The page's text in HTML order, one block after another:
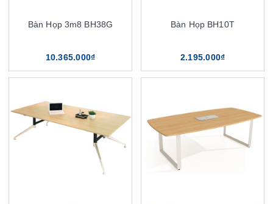
Bàn Họp 3m8 BH38G
10.365.000₫
Bàn Họp BH10T
2.195.000₫